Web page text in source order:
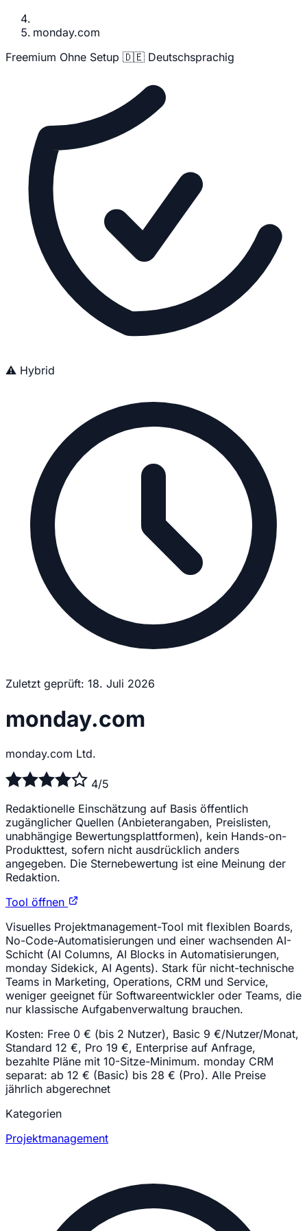
monday.com
Freemium Ohne Setup 🇩🇪 Deutschsprachig
⚠️ Hybrid
Zuletzt geprüft: 18. Juli 2026
monday.com
monday.com Ltd.
4/5
Redaktionelle Einschätzung auf Basis öffentlich
zugänglicher Quellen (Anbieterangaben, Preislisten,
unabhängige Bewertungsplattformen), kein Hands-on-
Produkttest, sofern nicht ausdrücklich anders
angegeben. Die Sternebewertung ist eine Meinung der
Redaktion.
Tool öffnen
Visuelles Projektmanagement-Tool mit flexiblen Boards,
No-Code-Automatisierungen und einer wachsenden AI-
Schicht (AI Columns, AI Blocks in Automatisierungen,
monday Sidekick, AI Agents). Stark für nicht-technische
Teams in Marketing, Operations, CRM und Service,
weniger geeignet für Softwareentwickler oder Teams, die
nur klassische Aufgabenverwaltung brauchen.
Kosten: Free 0 € (bis 2 Nutzer), Basic 9 €/Nutzer/Monat,
Standard 12 €, Pro 19 €, Enterprise auf Anfrage,
bezahlte Pläne mit 10-Sitze-Minimum. monday CRM
separat: ab 12 € (Basic) bis 28 € (Pro). Alle Preise
jährlich abgerechnet
Kategorien
Projektmanagement